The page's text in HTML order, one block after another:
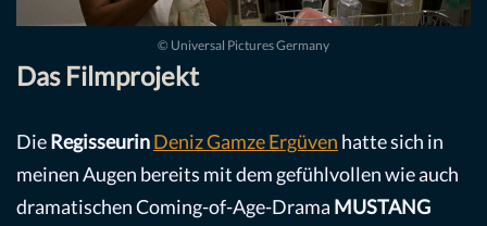
© Universal Pictures Germany
Das Filmprojekt
DieRegisseurinDeniz Gamze Ergüven hatte sich in
meinen Augen bereits mit dem gefühlvollen wie auch
dramatischen Coming-of-Age-Drama MUSTANG